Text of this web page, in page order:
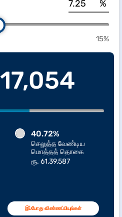
%
15%
17,054
40.72%
செலுத்த வேண்டிய
மொத்தத் தொகை
ரூ. 61,39,587
இப்போது விண்ணப்பியுங்கள்